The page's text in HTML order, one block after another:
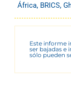
África, BRICS,
Este informe
ser bajadas e
sólo pueden